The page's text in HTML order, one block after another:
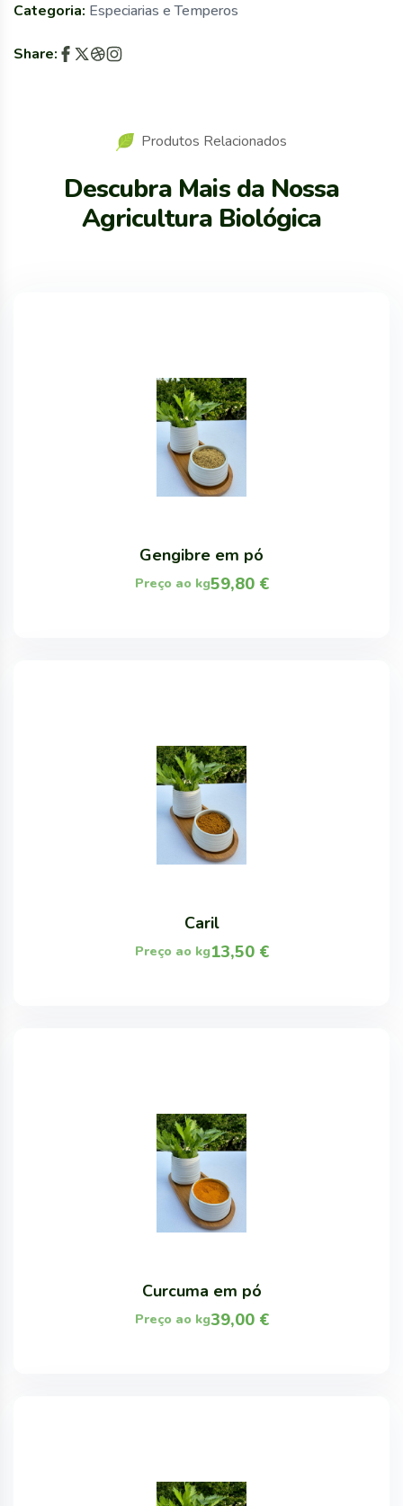
Categoria: Especiarias e Temperos
Share:
Produtos Relacionados
Descubra Mais da Nossa
Agricultura Biológica
Gengibre em pó
59,80 €
Preço ao kg
Caril
13,50 €
Preço ao kg
Curcuma em pó
39,00 €
Preço ao kg